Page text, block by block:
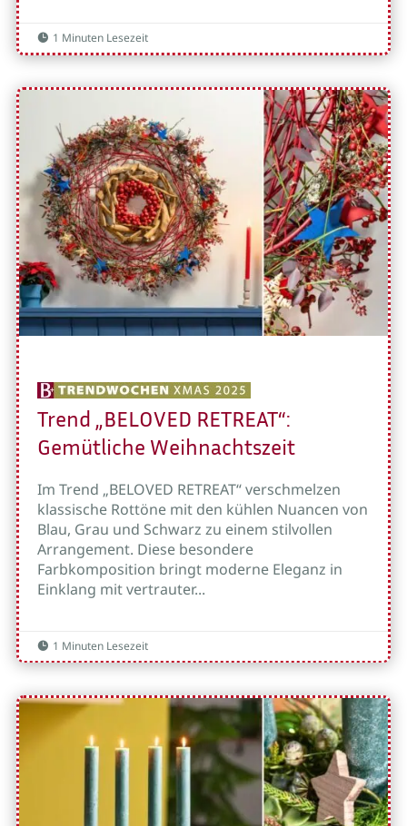
 1 Minuten Lesezeit
Trend „BELOVED RETREAT“:
Gemütliche Weihnachtszeit
Im Trend „BELOVED RETREAT“ verschmelzen
klassische Rottöne mit den kühlen Nuancen von
Blau, Grau und Schwarz zu einem stilvollen
Arrangement. Diese besondere
Farbkomposition bringt moderne Eleganz in
Einklang mit vertrauter...
 1 Minuten Lesezeit